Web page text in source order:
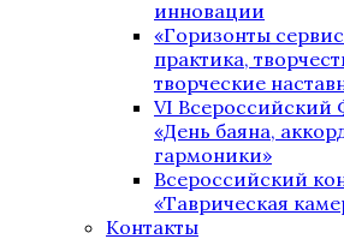
инновации
«Горизонты
практика,
творческие
VI Всероссийский
«День баяна,
гармоники»
Всероссийский
«Таврическая
Контакты